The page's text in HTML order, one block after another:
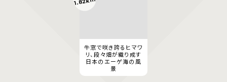
牛窓で咲き誇るヒマワ
リ、段々畑が織り成す
日本のエーゲ海の風
景